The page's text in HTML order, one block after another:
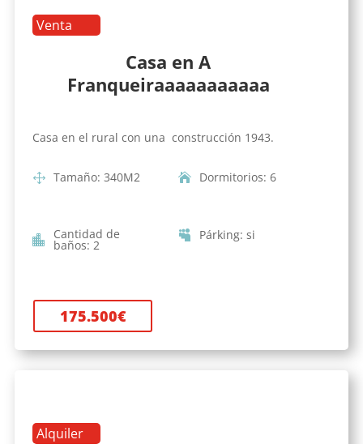
Venta
Casa en A
Franqueiraaaaaaaaaaa
Casa en el rural con una construcción 1943.
Tamaño: 340M2 Dormitorios: 6
Cantidad de
baños: 2
Párking: si
175.500€
Alquiler